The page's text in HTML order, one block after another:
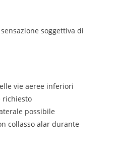
soggettiva di
vie aeree inferiori
richiesto
possibile
collasso alar durante